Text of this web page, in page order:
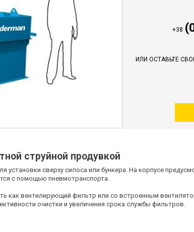
+38
ИЛИ ОСТАВЬТЕ
струйной продувкой
установки сверху силоса или бункера. На корпусе
с помощью пневмотранспорта.
как вентилирующий фильтр или со встроенным
очистки и увеличения срока службы фильтров.